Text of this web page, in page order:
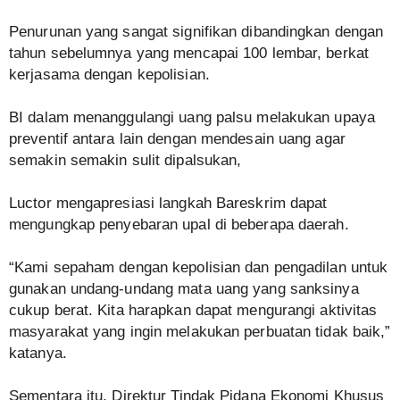
Penurunan yang sangat signifikan dibandingkan dengan
tahun sebelumnya yang mencapai 100 lembar, berkat
kerjasama dengan kepolisian.
BI dalam menanggulangi uang palsu melakukan upaya
preventif antara lain dengan mendesain uang agar
semakin semakin sulit dipalsukan,
Luctor mengapresiasi langkah Bareskrim dapat
mengungkap penyebaran upal di beberapa daerah.
“Kami sepaham dengan kepolisian dan pengadilan untuk
gunakan undang-undang mata uang yang sanksinya
cukup berat. Kita harapkan dapat mengurangi aktivitas
masyarakat yang ingin melakukan perbuatan tidak baik,”
katanya.
Sementara itu, Direktur Tindak Pidana Ekonomi Khusus